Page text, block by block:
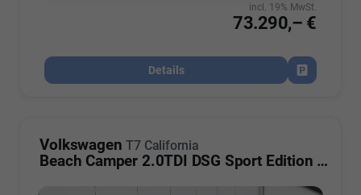
73.290,– €
incl. 19% MwSt.
Details
Fahrzeug
Volkswagen T7 California
Beach Camper 2.0TDI DSG Sport Edition 8 Fach GV5 High+